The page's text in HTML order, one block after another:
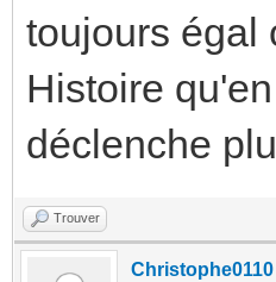
toujours égal
Histoire
déclenche
Trouver
Christophe0110